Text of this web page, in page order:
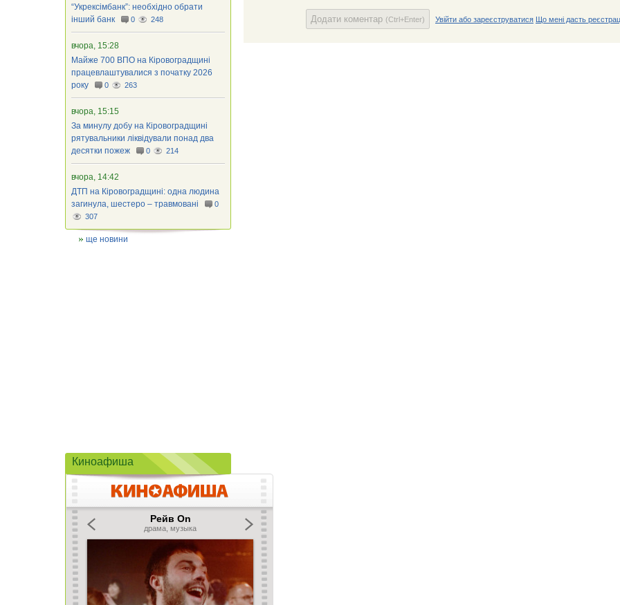
Додати коментар (Ctrl+Enter) Увійти або зареєструватися Що мені дасть
“Укрексімбанк”: необхідно обрати
інший банк
0 248
вчора, 15:28
Майже 700 ВПО на Кіровоградщині
працевлаштувалися з початку 2026
року
0 263
вчора, 15:15
За минулу добу на Кіровоградщині
рятувальники ліквідували понад два
десятки пожеж
0 214
вчора, 14:42
ДТП на Кіровоградщині: одна людина
загинула, шестеро – травмовані
0
307
ще новини
Киноафиша